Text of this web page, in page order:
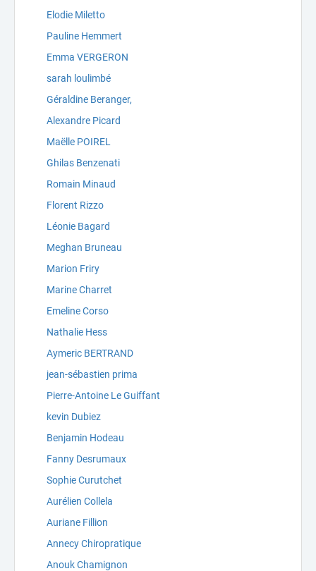
Elodie Miletto
Pauline Hemmert
Emma VERGERON
sarah loulimbé
Géraldine Beranger,
Alexandre Picard
Maëlle POIREL
Ghilas Benzenati
Romain Minaud
Florent Rizzo
Léonie Bagard
Meghan Bruneau
Marion Friry
Marine Charret
Emeline Corso
Nathalie Hess
Aymeric BERTRAND
jean-sébastien prima
Pierre-Antoine Le Guiffant
kevin Dubiez
Benjamin Hodeau
Fanny Desrumaux
Sophie Curutchet
Aurélien Collela
Auriane Fillion
Annecy Chiropratique
Anouk Chamignon